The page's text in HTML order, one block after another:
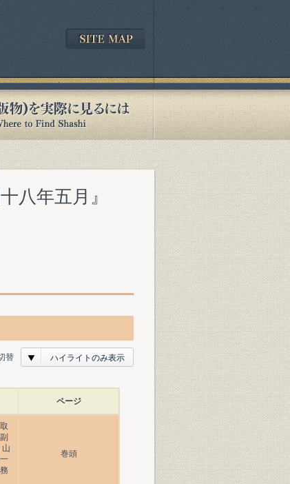
八年五月』
替 ハイライトのみ表示
ページ
山
巻頭